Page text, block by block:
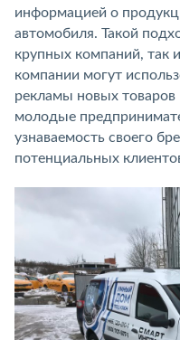
информацией о
автомобиля. Такой
крупных компаний, так
компании могут
рекламы новых товаров
молодые
узнаваемость своего
потенциальных